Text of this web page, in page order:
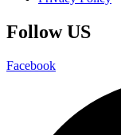
Follow US
Facebook